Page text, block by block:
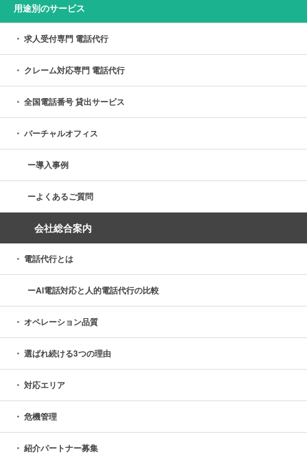
用途別のサービス
求人受付専門 電話代行
クレーム対応専門 電話代行
全国電話番号 貸出サービス
バーチャルオフィス
導入事例
よくあるご質問
会社総合案内
電話代行とは
AI電話対応と人的電話代行の比較
オペレーション品質
選ばれ続ける3つの理由
対応エリア
危機管理
紹介パートナー募集